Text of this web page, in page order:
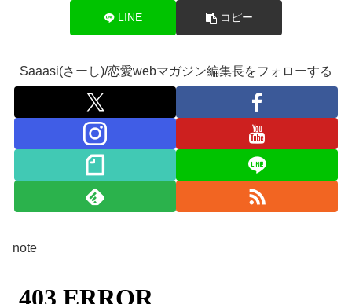
LINE コピー
Saaasi(さーし)/恋愛webマガジン編集長をフォローする
note